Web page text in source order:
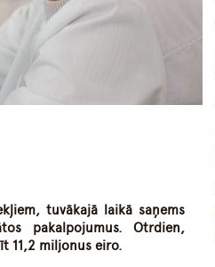
tuvākajā laikā saņems
pakalpojumus. Otrdien,
11,2 miljonus eiro.